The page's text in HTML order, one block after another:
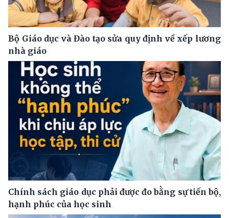
Bộ Giáo dục và Đào tạo sửa quy định về xếp lương
nhà giáo
Chính sách giáo dục phải được đo bằng sự tiến bộ,
hạnh phúc của học sinh